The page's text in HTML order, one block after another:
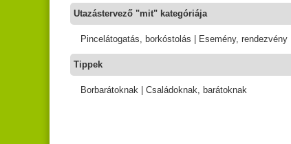
Utazástervező "mit" kategóriája
Pincelátogatás, borkóstolás | Esemény, rendezvény
Tippek
Borbarátoknak | Családoknak, barátoknak